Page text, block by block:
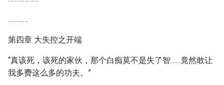
…………
第四章 大失控之开端
“真该死，该死的家伙，那个白痴莫不是失了智……竟然敢让
我多费这么多的功夫。”